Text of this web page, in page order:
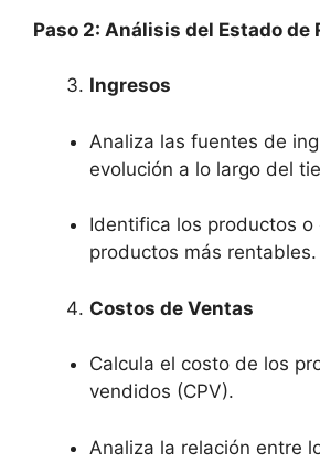
Paso 2: Análisis del Estado de
Ingresos
Analiza las fuentes de
evolución a lo largo del
Identifica los productos o
productos más rentables.
Costos de Ventas
Calcula el costo de los
vendidos (CPV).
Analiza la relación entre